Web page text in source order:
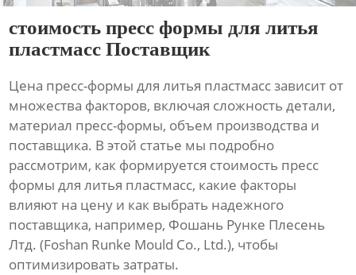
стоимость пресс формы для литья
пластмасс Поставщик
Цена пресс-формы для литья пластмасс зависит от
множества факторов, включая сложность детали,
материал пресс-формы, объем производства и
поставщика. В этой статье мы подробно
рассмотрим, как формируется стоимость пресс
формы для литья пластмасс, какие факторы
влияют на цену и как выбрать надежного
поставщика, например, Фошань Рунке Плесень
Лтд. (Foshan Runke Mould Co., Ltd.), чтобы
оптимизировать затраты.